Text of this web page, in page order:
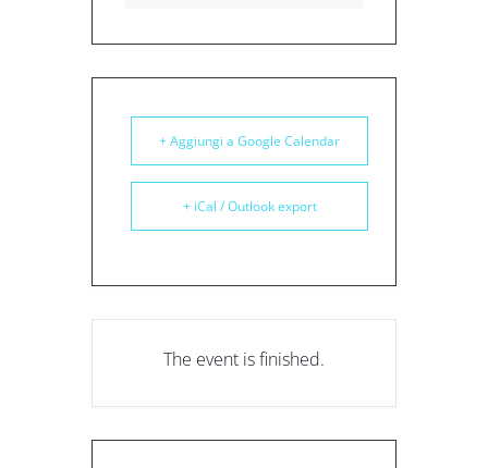
+ Aggiungi a Google Calendar
+ iCal / Outlook export
The event is finished.